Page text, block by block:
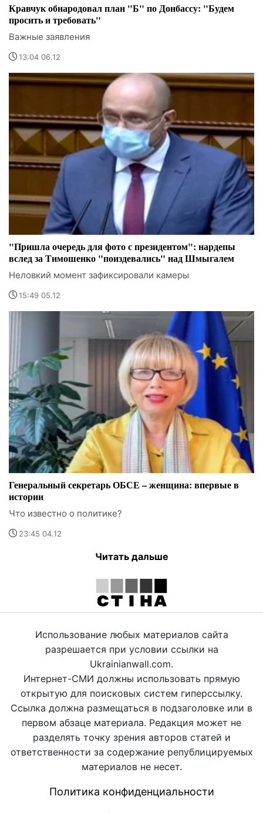
Кравчук обнародовал план "Б" по Донбассу: "Будем
просить и требовать"
Важные заявления
13:04 06.12
"Пришла очередь для фото с президентом": нардепы
вслед за Тимошенко "поиздевались" над Шмыгалем
Неловкий момент зафиксировали камеры
15:49 05.12
Генеральный секретарь ОБСЕ – женщина: впервые в
истории
Что известно о политике?
23:45 04.12
Читать дальше
Использование любых материалов сайта
разрешается при условии ссылки на
Ukrainianwall.com.
Интернет-СМИ должны использовать прямую
открытую для поисковых систем гиперссылку.
Ссылка должна размещаться в подзаголовке или в
первом абзаце материала. Редакция может не
разделять точку зрения авторов статей и
ответственности за содержание републицируемых
материалов не несет.
Политика конфиденциальности